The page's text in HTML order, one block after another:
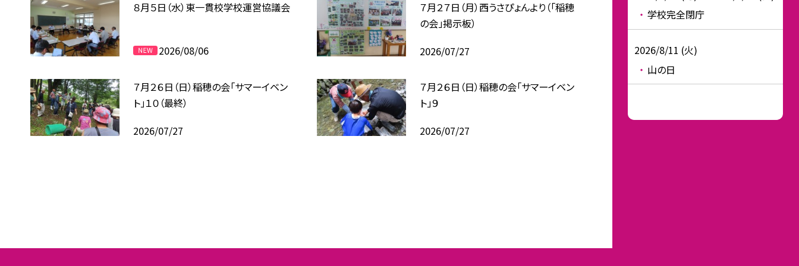
８月５日（水）東一貫校学校運営協議会
2026/08/06
７月２７日（月）西うさぴょんより（「稲穂
の会」掲示板）
2026/07/27
７月２６日（日）稲穂の会「サマーイベン
ト」１０（最終）
2026/07/27
７月２６日（日）稲穂の会「サマーイベン
ト」９
2026/07/27
学校完全閉庁
2026/8/11 (火)
山の日